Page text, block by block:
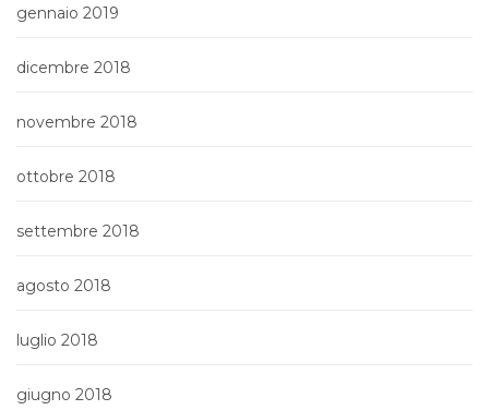
gennaio 2019
dicembre 2018
novembre 2018
ottobre 2018
settembre 2018
agosto 2018
luglio 2018
giugno 2018